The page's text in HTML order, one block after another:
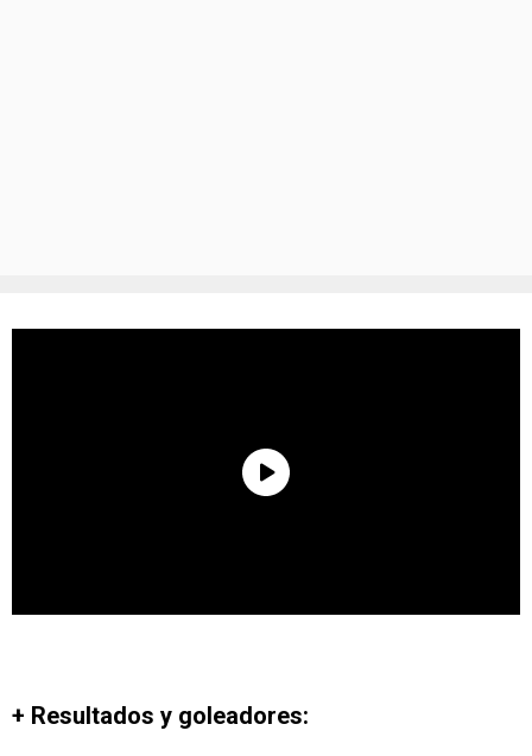
+ Resultados y goleadores: